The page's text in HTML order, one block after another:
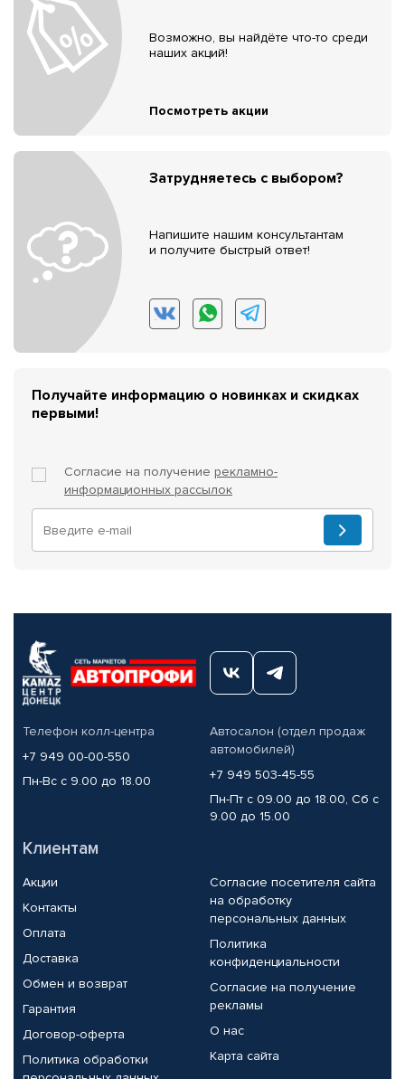
Возможно, вы найдёте что-то среди
наших акций!
Посмотреть акции
Затрудняетесь с выбором?
Напишите нашим консультантам
и получите быстрый ответ!
Получайте информацию о новинках и скидках
первыми!
Согласие на получение рекламно-
информационных рассылок
Телефон колл-центра
+7 949 00-00-550
Пн-Вс с 9.00 до 18.00
Автосалон (отдел продаж
автомобилей)
+7 949 503-45-55
Пн-Пт с 09.00 до 18.00, Сб с
9.00 до 15.00
Клиентам
Акции
Контакты
Оплата
Доставка
Обмен и возврат
Гарантия
Договор-оферта
Политика обработки
Согласие посетителя сайта
на обработку
персональных данных
Политика
конфиденциальности
Согласие на получение
рекламы
О нас
Карта сайта